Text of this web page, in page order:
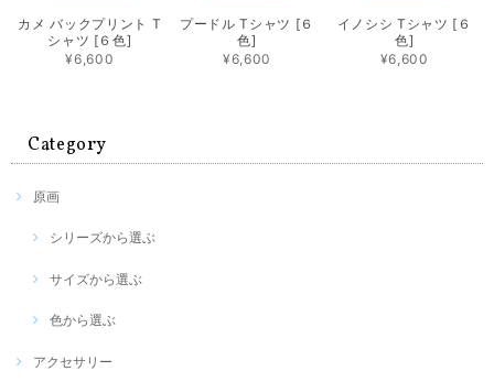
カメ バックプリント T
シャツ [６色]
¥6,600
プードル Tシャツ [６
色]
¥6,600
イノシシ Tシャツ [６
色]
¥6,600
Category
原画
シリーズから選ぶ
サイズから選ぶ
色から選ぶ
アクセサリー